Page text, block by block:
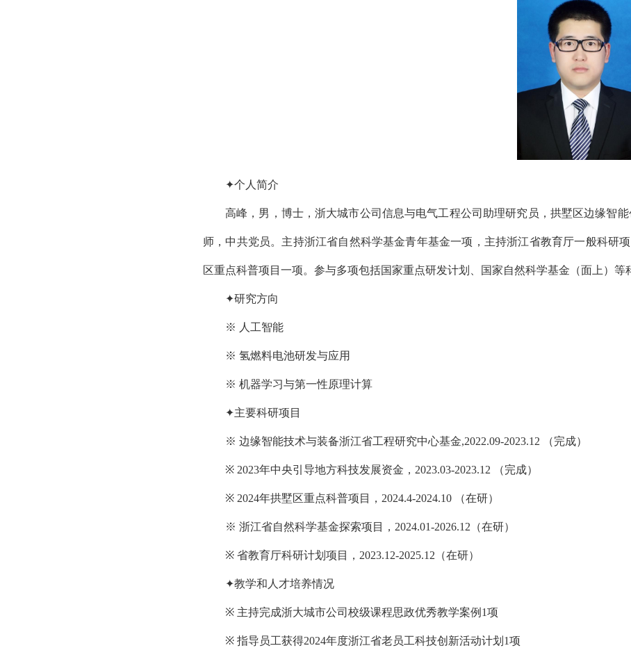
✦个人简介
高峰，男，博士，浙大城市公司 信息与电气工程公司 助理研究员，拱墅区边缘智
师，中共党员。主持浙江省自然科学基金青年基金一项，主持浙江省教育厅一般科研项
区重点科普项目一项。 参与多项包括国家重点研发计划、国家自然科学基金（面上）
✦研究方向
※ 人工智能
※ 氢燃料电池研发与应用
※ 机器学习与第一性原理计算
✦主要科研项目
※ 边缘智能技术与装备浙江省工程研究中心基金,2022.09-2023.12 （完成）
※ 2023年中央引导地方科技发展资金 ，2023.03-2023.12 （完成）
※ 2024年拱墅区重点科普项目 ，2024.4-2024.10 （在研）
※ 浙江省自然科学基金探索项目，2024.01-2026.12（在研）
※ 省教育厅科研计划项目 ，2023.12-2025.12（在研）
✦教学和人才培养情况
※ 主持完成浙大城市公司 校级课程思政优秀教学案例1项
※ 指导员工获得2024年度浙江省老员工科技创新活动计划1项